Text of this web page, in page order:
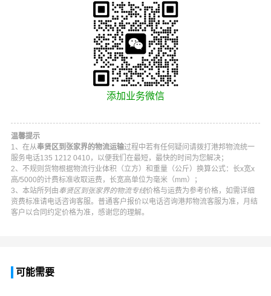
添加业务微信
温馨提示
1、在从奉贤区到张家界的物流运输过程中若有任何疑问请拨打 港邦物流统一
服务电话135 1212 0410 ，以便我们在最短，最快的时间为您解决；
2、不规则货物根据物流行业体积（立方）和重量（公斤）换算公式：长x宽x
高/5000的计费标准收取运费，长宽高单位为毫米（mm）；
3、本站所列由奉贤区到张家界的物流专线价格与运费为参考价格，如需详细
资费标准请电话咨询客服。普通客户报价以电话咨询港邦物流客服为准，月结
客户以合同约定价格为准，感谢您的理解。
可能需要